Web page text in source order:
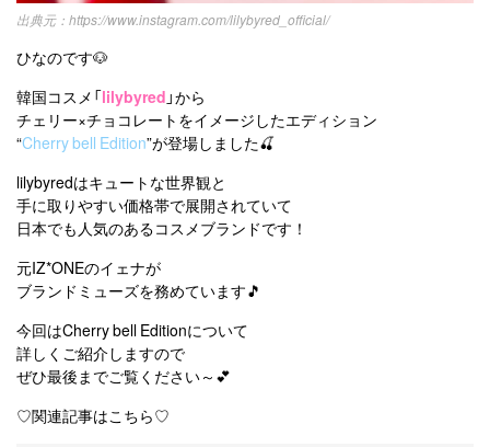
https://www.instagram.com/lilybyred_official/
ひなのです🐶
韓国コスメ「lilybyred 」から
チェリー×チョコレートをイメージしたエディション
“Cherry bell Edition”が登場しました🍒
lilybyredはキュートな世界観と
手に取りやすい価格帯で展開されていて
日本でも人気のあるコスメブランドです！
元IZ*ONEのイェナが
ブランドミューズを務めています🎵
今回はCherry bell Editionについて
詳しくご紹介しますので
ぜひ最後までご覧ください～💕
♡関連記事はこちら♡